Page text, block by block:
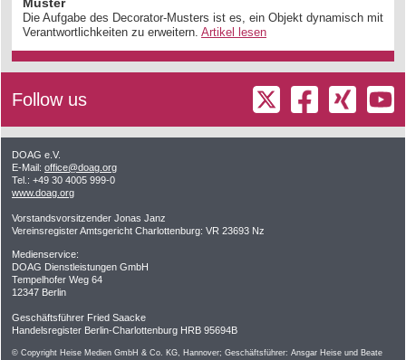
Die Aufgabe des Decorator-Musters ist es, ein Objekt dynamisch mit
Verantwortlichkeiten zu erweitern. Artikel lesen
Follow us
DOAG e.V.
E-Mail: office@doag.org
Tel.: +49 30 4005 999-0
www.doag.org
Vorstandsvorsitzender Jonas Janz
Vereinsregister Amtsgericht Charlottenburg: VR 23693 Nz
Medienservice:
DOAG Dienstleistungen GmbH
Tempelhofer Weg 64
12347 Berlin
Geschäftsführer Fried Saacke
Handelsregister Berlin-Charlottenburg HRB 95694B
© Copyright Heise Medien GmbH & Co. KG, Hannover; Geschäftsführer: Ansgar Heise und Beate